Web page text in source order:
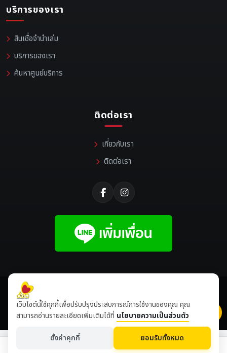
บริการของเรา
สินเชื่อจำนำเล่ม
บริการของเรา
ค้นหาศูนย์บริการ
ติดต่อเรา
เกี่ยวกับเรา
ติดต่อเรา
เข้าชมเดือนนี้ 8,511,069 ปีนี้ 8,647,712
เว็บไซต์นี้ใช้คุกกี้เพื่อปรับปรุงประสบการณ์การใช้งานของคุณ คุณ
สามารถอ่านรายละเอียดเพิ่มเติมได้ที่ นโยบายความเป็นส่วนตัว
ตั้งค่าคุกกี้ ยอมรับทั้งหมด